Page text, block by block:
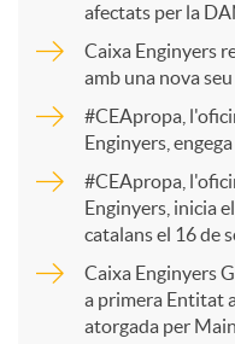
p
a
r
t
afectats per la
Caixa Enginyers
amb una nova
#CEApropa,
Enginyers,
#CEApropa,
Enginyers, inicia
catalans el 16 de
Caixa Enginyers
a primera Entitat
atorgada per